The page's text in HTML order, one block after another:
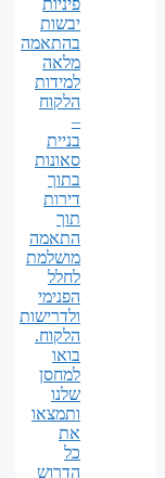
פיניות
יבשות
בהתאמה
מלאה
למידות
הלקוח
–
בניית
סאונות
בתוך
דירות
תוך
התאמה
מושלמת
לחלל
הפנימי
ולדרישות
הלקוח.
בואו
למחסן
שלנו
ותמצאו
את
כל
הדרוש